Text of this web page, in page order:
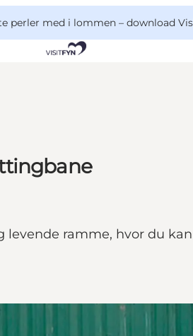
perler med i lommen – download
ramme, hvor du